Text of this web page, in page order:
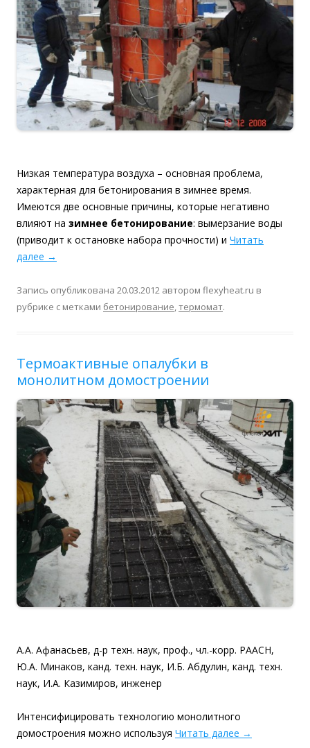
Низкая температура воздуха – основная проблема,
характерная для бетонирования в зимнее время.
Имеются две основные причины, которые негативно
влияют на зимнее бетонирование: вымерзание воды
(приводит к остановке набора прочности) и Читать
далее →
Запись опубликована 20.03.2012 автором flexyheat.ru в
рубрике с метками бетонирование,термомат.
Термоактивные опалубки в
монолитном домостроении
А.А. Афанасьев, д-р техн. наук, проф., чл.-корр. РААСН,
Ю.А. Минаков, канд. техн. наук, И.Б. Абдулин, канд. техн.
наук, И.А. Казимиров, инженер
Интенсифицировать технологию монолитного
домостроения можно используя Читать далее →